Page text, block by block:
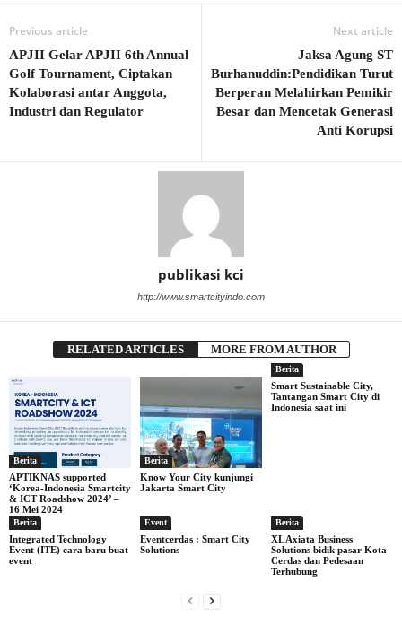
Previous article
APJII Gelar APJII 6th Annual
Golf Tournament, Ciptakan
Kolaborasi antar Anggota,
Industri dan Regulator
Next article
Jaksa Agung ST
Burhanuddin:Pendidikan Turut
Berperan Melahirkan Pemikir
Besar dan Mencetak Generasi
Anti Korupsi
publikasi kci
http://www.smartcityindo.com
RELATED ARTICLES MORE FROM AUTHOR
Berita
APTIKNAS supported
‘Korea-Indonesia Smartcity
& ICT Roadshow 2024’ –
16 Mei 2024
Berita
Know Your City kunjungi
Jakarta Smart City
Berita
Smart Sustainable City,
Tantangan Smart City di
Indonesia saat ini
Berita
Integrated Technology
Event (ITE) cara baru buat
event
Event
Eventcerdas : Smart City
Solutions
Berita
XL Axiata Business
Solutions bidik pasar Kota
Cerdas dan Pedesaan
Terhubung